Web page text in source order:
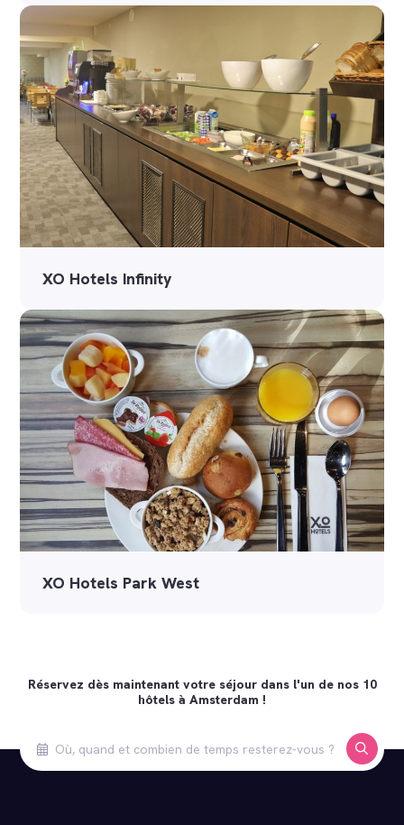
XO Hotels Infinity
XO Hotels Park West
Réservez dès maintenant votre séjour dans l'un de nos 10
hôtels à Amsterdam !